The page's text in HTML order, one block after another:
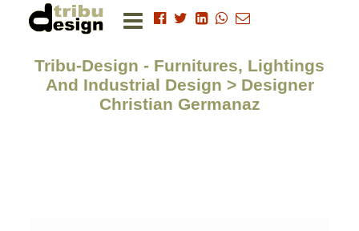
Tribu-Design - Furnitures, Lightings
And Industrial Design > Designer
Christian Germanaz